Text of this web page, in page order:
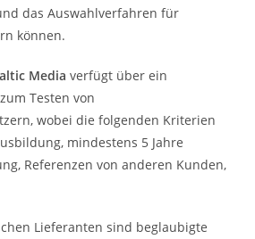
das Auswahlverfahren für
können.
Media verfügt über ein
Testen von
wobei die folgenden Kriterien
mindestens 5 Jahre
Referenzen von anderen Kunden,
Lieferanten sind beglaubigte